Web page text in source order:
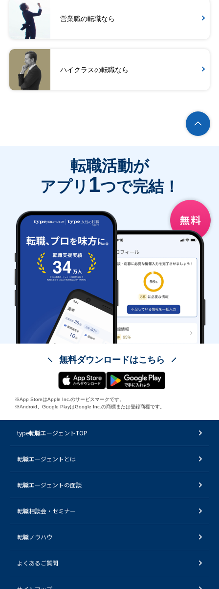
営業職の転職なら
ハイクラスの転職なら
転職活動が
アプリ 1つで完結！
無料ダウンロードはこちら
※App StoreはApple Inc.のサービスマークです。
※Android、Google PlayはGoogle Inc.の商標または登録商標です。
type転職エージェントTOP
転職エージェントとは
転職エージェントの面談
転職相談会・セミナー
転職ノウハウ
よくあるご質問